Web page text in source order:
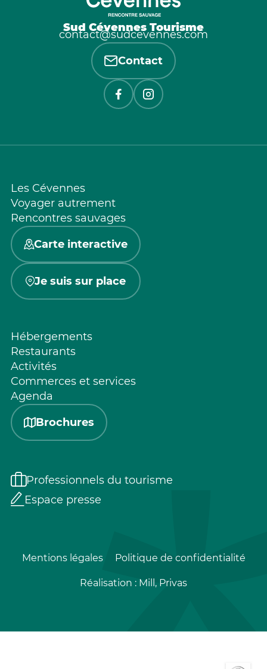
Sud Cévennes Tourisme
contact@sudcevennes.com
Contact
Les Cévennes
Voyager autrement
Rencontres sauvages
Carte interactive
Je suis sur place
Hébergements
Restaurants
Activités
Commerces et services
Agenda
Brochures
Professionnels du tourisme
Espace presse
Mentions légales Politique de confidentialité
Réalisation : Mill, Privas